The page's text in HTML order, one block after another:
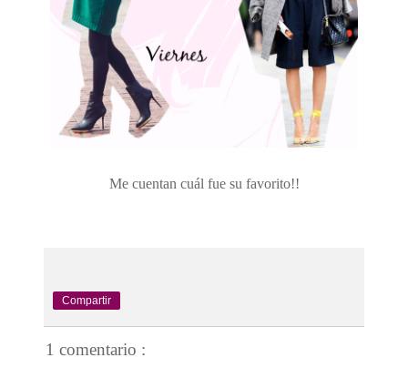
Me cuentan cuál fue su favorito!!
Compartir
1 comentario :